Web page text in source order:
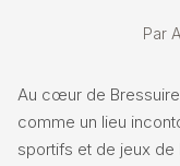
Par
Au cœur de
comme un lieu
sportifs et de jeux